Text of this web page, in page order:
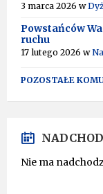
3 marca 2026 w
Powstańców
ruchu
17 lutego 2026 w
POZOSTAŁE
Nie ma